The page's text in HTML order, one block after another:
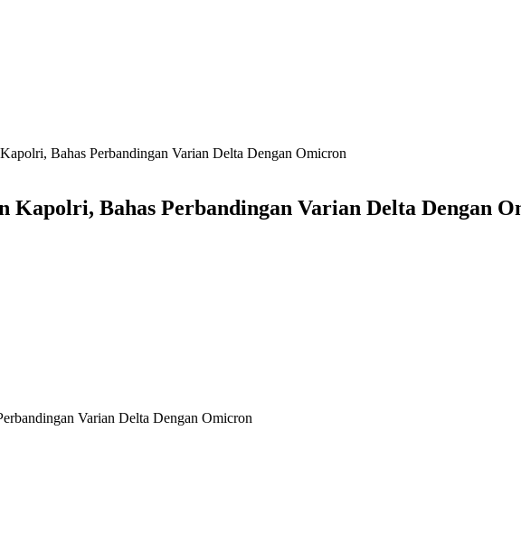
Bahas Perbandingan Varian Delta Dengan Omicron
Kapolri, Bahas Perbandingan Varian Delta Dengan
Varian Delta Dengan Omicron